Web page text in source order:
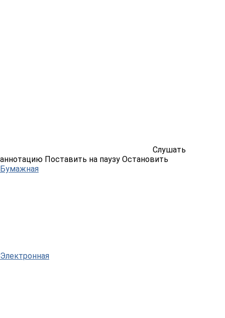
Слушать
аннотацию Поставить на паузу Остановить
Бумажная
Электронная